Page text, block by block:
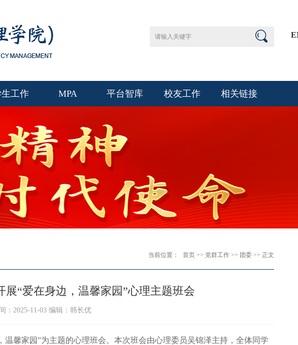
工作 MPA 平台智库 校友工作 相关链接
当前位置： 首页 >> 党群工作 >> 团委 >> 正文
展“爱在身边，温馨家园”心理主题班会
：2025-11-03 编辑：韩长优
温馨家园”为主题的心理班会。本次班会由心理委员吴锦泽主持，全体同学